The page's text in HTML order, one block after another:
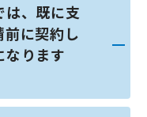
は、既に支
前に契約し
なります